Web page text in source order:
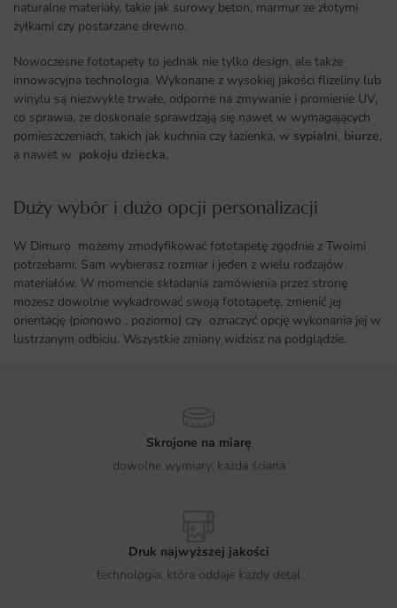
naturalne materiały, takie jak surowy beton, marmur ze złotymi
żyłkami czy postarzane drewno.
Nowoczesne fototapety to jednak nie tylko design, ale także
innowacyjna technologia. Wykonane z wysokiej jakości flizeliny lub
winylu są niezwykle trwałe, odporne na zmywanie i promienie UV,
co sprawia, że doskonale sprawdzają się nawet w wymagających
pomieszczeniach, takich jak kuchnia czy łazienka, w sypialni, biurze,
a nawet w pokoju dziecka,
Duży wybór i dużo opcji personalizacji ​
W Dimuro możemy zmodyfikować fototapetę zgodnie z Twoimi
potrzebami. Sam wybierasz rozmiar i jeden z wielu rodzajów
materiałów. W momencie składania zamówienia przez stronę
możesz dowolnie wykadrować swoją fototapetę, zmienić jej
orientację (pionowo , poziomo) czy oznaczyć opcję wykonania jej w
lustrzanym odbiciu. Wszystkie zmiany widzisz na podglądzie.
Skrojone na miarę
dowolne wymiary, każda ściana
Druk najwyższej jakości
technologia, która oddaje każdy detal